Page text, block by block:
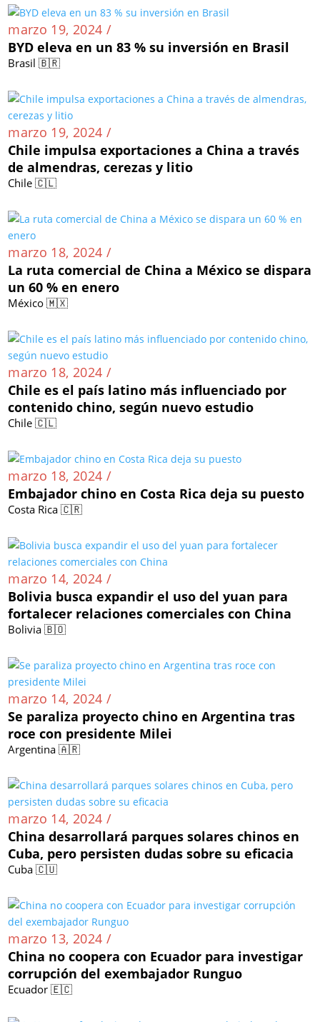
marzo 19, 2024 /
BYD eleva en un 83 % su inversión en Brasil
Brasil 🇧🇷
marzo 19, 2024 /
Chile impulsa exportaciones a China a través
de almendras, cerezas y litio
Chile 🇨🇱
marzo 18, 2024 /
La ruta comercial de China a México se dispara
un 60 % en enero
México 🇲🇽
marzo 18, 2024 /
Chile es el país latino más influenciado por
contenido chino, según nuevo estudio
Chile 🇨🇱
marzo 18, 2024 /
Embajador chino en Costa Rica deja su puesto
Costa Rica 🇨🇷
marzo 14, 2024 /
Bolivia busca expandir el uso del yuan para
fortalecer relaciones comerciales con China
Bolivia 🇧🇴
marzo 14, 2024 /
Se paraliza proyecto chino en Argentina tras
roce con presidente Milei
Argentina 🇦🇷
marzo 14, 2024 /
China desarrollará parques solares chinos en
Cuba, pero persisten dudas sobre su eficacia
Cuba 🇨🇺
marzo 13, 2024 /
China no coopera con Ecuador para investigar
corrupción del exembajador Runguo
Ecuador 🇪🇨